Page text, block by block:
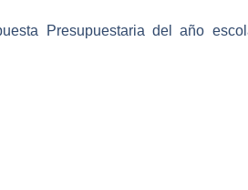
Presupuestaria del año